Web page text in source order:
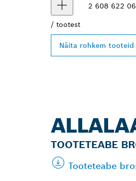
2 608 622
/ tootest
Näita rohkem tooteid
TOOTETEABE
Tooteteabe